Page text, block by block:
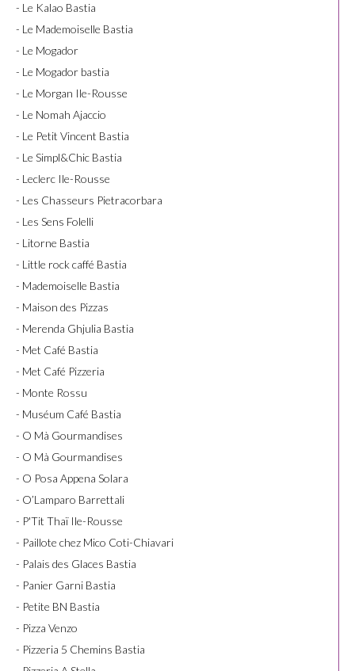
- Le Kalao Bastia
- Le Mademoiselle Bastia
- Le Mogador
- Le Mogador bastia
- Le Morgan Ile-Rousse
- Le Nomah Ajaccio
- Le Petit Vincent Bastia
- Le Simpl&Chic Bastia
- Leclerc Ile-Rousse
- Les Chasseurs Pietracorbara
- Les Sens Folelli
- Litorne Bastia
- Little rock caffé Bastia
- Mademoiselle Bastia
- Maison des Pizzas
- Merenda Ghjulia Bastia
- Met Café Bastia
- Met Café Pizzeria
- Monte Rossu
- Muséum Café Bastia
- O Mà Gourmandises
- O Mà Gourmandises
- O Posa Appena Solara
- O’Lamparo Barrettali
- P'Tit Thaï Ile-Rousse
- Paillote chez Mico Coti-Chiavari
- Palais des Glaces Bastia
- Panier Garni Bastia
- Petite BN Bastia
- Pizza Venzo
- Pizzeria 5 Chemins Bastia